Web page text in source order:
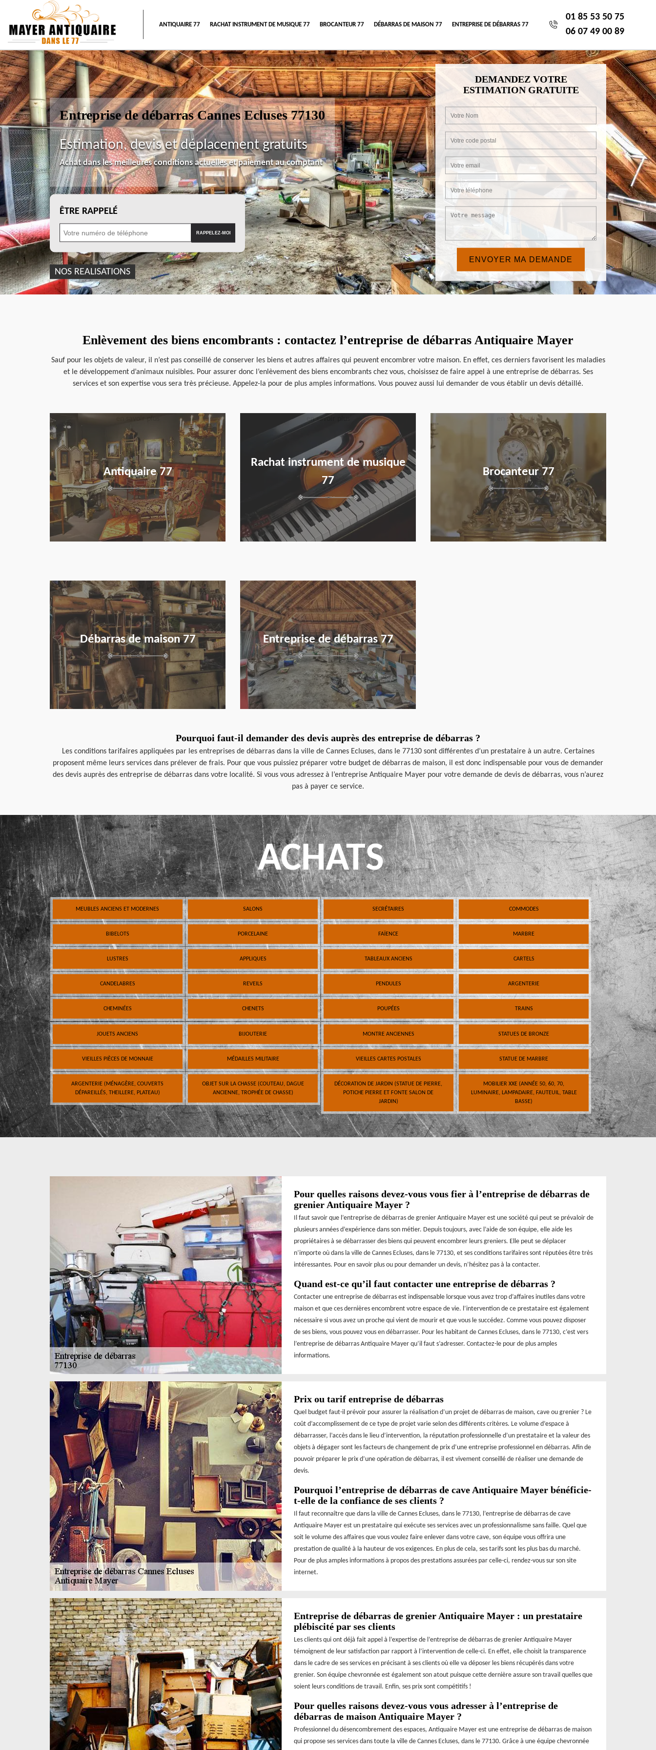
ANTIQUAIRE 77 RACHAT INSTRUMENT DE MUSIQUE 77 BROCANTEUR 77 DÉBARRAS DE MAISON 77 ENTREPRISE DE DÉBARRAS 77
01 85 53 50 75
06 07 49 00 89
Entreprise de débarras Cannes Ecluses 77130
Estimation, devis et déplacement gratuits
Achat dans les meilleures conditions actuelles et paiement au comptant
ÊTRE RAPPELÉ
NOS REALISATIONS
DEMANDEZ VOTRE
ESTIMATION GRATUITE
Enlèvement des biens encombrants : contactez l’entreprise de débarras Antiquaire Mayer
Sauf pour les objets de valeur, il n’est pas conseillé de conserver les biens et autres affaires qui peuvent encombrer votre maison. En effet, ces derniers favorisent les maladies
et le développement d’animaux nuisibles. Pour assurer donc l’enlèvement des biens encombrants chez vous, choisissez de faire appel à une entreprise de débarras. Ses
services et son expertise vous sera très précieuse. Appelez-la pour de plus amples informations. Vous pouvez aussi lui demander de vous établir un devis détaillé.
Antiquaire 77
Rachat instrument de musique
77
en savoir plus
Brocanteur 77
en savoir plus
Débarras de maison 77
en savoir plus
Entreprise de débarras 77
en savoir plus
Pourquoi faut-il demander des devis auprès des entreprise de débarras ?
Les conditions tarifaires appliquées par les entreprises de débarras dans la ville de Cannes Ecluses, dans le 77130 sont différentes d’un prestataire à un autre. Certaines
proposent même leurs services dans prélever de frais. Pour que vous puissiez préparer votre budget de débarras de maison, il est donc indispensable pour vous de demander
des devis auprès des entreprise de débarras dans votre localité. Si vous vous adressez à l’entreprise Antiquaire Mayer pour votre demande de devis de débarras, vous n’aurez
pas à payer ce service.
ACHATS
MEUBLES ANCIENS ET MODERNES SALONS SECRÉTAIRES COMMODES
BIBELOTS PORCELAINE FAÏENCE MARBRE
LUSTRES APPLIQUES TABLEAUX ANCIENS CARTELS
CANDELABRES REVEILS PENDULES ARGENTERIE
CHEMINÉES CHENETS POUPÉES TRAINS
JOUETS ANCIENS BIJOUTERIE MONTRE ANCIENNES STATUES DE BRONZE
VIEILLES PIÈCES DE MONNAIE MÉDAILLES MILITAIRE VIEILLES CARTES POSTALES STATUE DE MARBRE
ARGENTERIE (MÉNAGÈRE, COUVERTS
DÉPAREILLÉS, THEILLERE, PLATEAU)
OBJET SUR LA CHASSE (COUTEAU, DAGUE
ANCIENNE, TROPHÉE DE CHASSE)
DÉCORATION DE JARDIN (STATUE DE PIERRE,
POTICHE PIERRE ET FONTE SALON DE
JARDIN)
MOBILIER XXE (ANNÉE 50, 60, 70,
LUMINAIRE, LAMPADAIRE, FAUTEUIL, TABLE
BASSE)
Pour quelles raisons devez-vous vous fier à l’entreprise de débarras de
grenier Antiquaire Mayer ?
Il faut savoir que l’entreprise de débarras de grenier Antiquaire Mayer est une société qui peut se prévaloir de
plusieurs années d’expérience dans son métier. Depuis toujours, avec l’aide de son équipe, elle aide les
propriétaires à se débarrasser des biens qui peuvent encombrer leurs greniers. Elle peut se déplacer
n’importe où dans la ville de Cannes Ecluses, dans le 77130, et ses conditions tarifaires sont réputées être très
intéressantes. Pour en savoir plus ou pour demander un devis, n’hésitez pas à la contacter.
Quand est-ce qu’il faut contacter une entreprise de débarras ?
Contacter une entreprise de débarras est indispensable lorsque vous avez trop d’affaires inutiles dans votre
maison et que ces dernières encombrent votre espace de vie. l’intervention de ce prestataire est également
nécessaire si vous avez un proche qui vient de mourir et que vous le succédez. Comme vous pouvez disposer
de ses biens, vous pouvez vous en débarrasser. Pour les habitant de Cannes Ecluses, dans le 77130, c’est vers
l’entreprise de débarras Antiquaire Mayer qu’il faut s’adresser. Contactez-le pour de plus amples
informations.
Prix ou tarif entreprise de débarras
Quel budget faut-il prévoir pour assurer la réalisation d’un projet de débarras de maison, cave ou grenier ? Le
coût d’accomplissement de ce type de projet varie selon des différents critères. Le volume d’espace à
débarrasser, l’accès dans le lieu d’intervention, la réputation professionnelle d’un prestataire et la valeur des
objets à dégager sont les facteurs de changement de prix d’une entreprise professionnel en débarras. Afin de
pouvoir préparer le prix d’une opération de débarras, il est vivement conseillé de réaliser une demande de
devis.
Pourquoi l’entreprise de débarras de cave Antiquaire Mayer bénéficie-
t-elle de la confiance de ses clients ?
Il faut reconnaître que dans la ville de Cannes Ecluses, dans le 77130, l’entreprise de débarras de cave
Antiquaire Mayer est un prestataire qui exécute ses services avec un professionnalisme sans faille. Quel que
soit le volume des affaires que vous voulez faire enlever dans votre cave, son équipe vous offrira une
prestation de qualité à la hauteur de vos exigences. En plus de cela, ses tarifs sont les plus bas du marché.
Pour de plus amples informations à propos des prestations assurées par celle-ci, rendez-vous sur son site
internet.
Entreprise de débarras de grenier Antiquaire Mayer : un prestataire
plébiscité par ses clients
Les clients qui ont déjà fait appel à l’expertise de l’entreprise de débarras de grenier Antiquaire Mayer
témoignent de leur satisfaction par rapport à l’intervention de celle-ci. En effet, elle choisit la transparence
dans le cadre de ses services en précisant à ses clients où elle va déposer les biens récupérés dans votre
grenier. Son équipe chevronnée est également son atout puisque cette dernière assure son travail quelles que
soient leurs conditions de travail. Enfin, ses prix sont compétitifs !
Pour quelles raisons devez-vous vous adresser à l’entreprise de
débarras de maison Antiquaire Mayer ?
Professionnel du désencombrement des espaces, Antiquaire Mayer est une entreprise de débarras de maison
qui propose ses services dans toute la ville de Cannes Ecluses, dans le 77130. Grâce à une équipe chevronnée